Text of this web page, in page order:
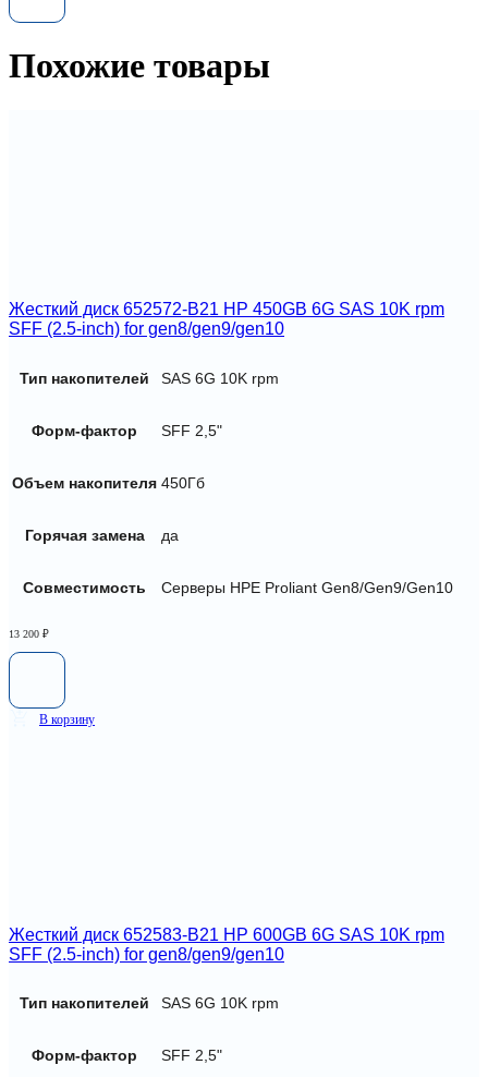
450GB
6G
10K
Похожие товары
Жесткий диск 652572-B21 HP 450GB 6G SAS 10K rpm
SFF (2.5-inch) for gen8/gen9/gen10
Тип накопителей SAS 6G 10K rpm
Форм-фактор SFF 2,5"
Объем накопителя 450Гб
Горячая замена да
Совместимость Серверы HPE Proliant Gen8/Gen9/Gen10
13 200 ₽
В корзину
Жесткий диск 652583-B21 HP 600GB 6G SAS 10K rpm
SFF (2.5-inch) for gen8/gen9/gen10
Тип накопителей SAS 6G 10K rpm
Форм-фактор SFF 2,5"